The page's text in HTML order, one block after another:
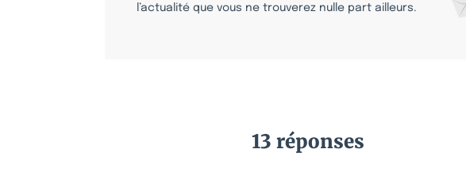
l’actualité que vous ne trouverez nulle part ailleurs.
13 réponses